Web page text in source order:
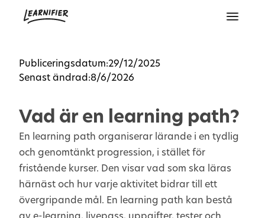
Publiceringsdatum:29/12/2025
Senast ändrad:8/6/2026
Vad är en learning path?
En learning path organiserar lärande i en tydlig
och genomtänkt progression, i stället för
fristående kurser. Den visar vad som ska läras
härnäst och hur varje aktivitet bidrar till ett
övergripande mål. En learning path kan bestå